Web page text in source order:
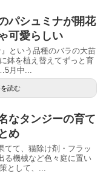
パシュミナが開花
可愛らしい
という品種のバラの大苗
鉢を植え替えてずっと育
月中...
読む
なタンジーの育て
め
てて、猫除け剤・フラッ
る機械など色々庭に置い
として、...